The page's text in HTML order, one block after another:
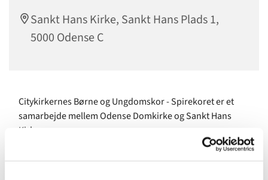
Sankt Hans Kirke, Sankt Hans Plads 1,
5000 Odense C
Citykirkernes Børne og Ungdomskor - Spirekoret er et
samarbejde mellem Odense Domkirke og Sankt Hans
Kirke.
Børnekoret er for alle sangglade piger og drenge, der går